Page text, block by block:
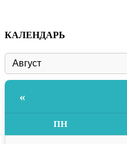
КАЛЕНДАРЬ
«
ПН